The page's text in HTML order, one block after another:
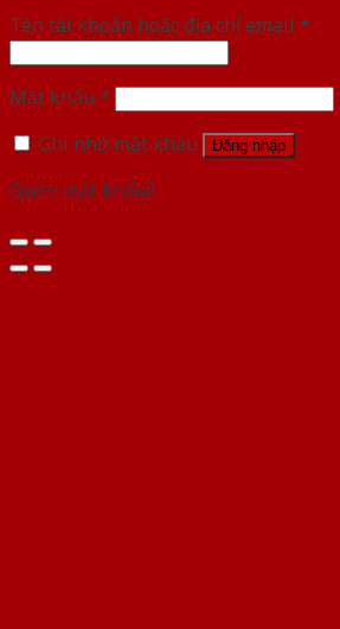
Tên tài khoản hoặc địa chỉ email *
Mật khẩu *
Ghi nhớ mật khẩu
Đăng nhập
Quên mật khẩu?